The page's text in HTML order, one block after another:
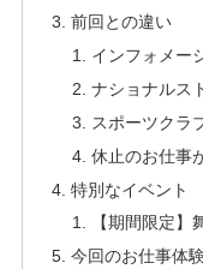
前回との違い
インフォメー
ナショナルス
スポーツクラ
休止のお仕事
特別なイベント
【期間限定
今回のお仕事体